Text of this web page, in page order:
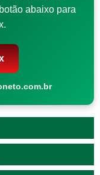
abaixo para